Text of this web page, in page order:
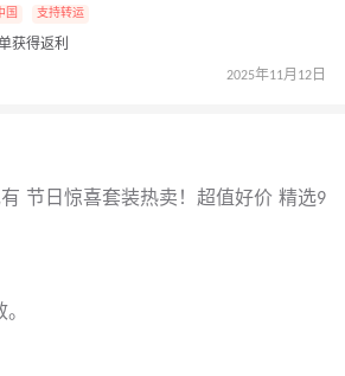
国 支持转运
获得返利
2025年11月12日
有 节日惊喜套装热卖！超值好价 精选9